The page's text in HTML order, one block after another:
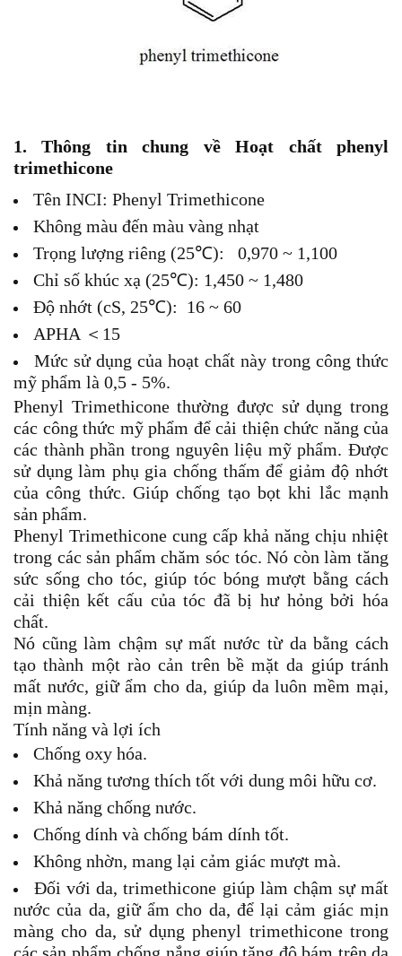
1. Thông tin chung về Hoạt chất phenyl
trimethicone
Tên INCI: Phenyl Trimethicone
Không màu đến màu vàng nhạt
Trọng lượng riêng (25℃): 0,970 ~ 1,100
Chỉ số khúc xạ (25℃): 1,450 ~ 1,480
Độ nhớt (cS, 25℃): 16 ~ 60
APHA ＜15
Mức sử dụng của hoạt chất này trong công thức
mỹ phẩm là 0,5 - 5%.
Phenyl Trimethicone thường được sử dụng trong
các công thức mỹ phẩm để cải thiện chức năng của
các thành phần trong nguyên liệu mỹ phẩm. Được
sử dụng làm phụ gia chống thấm để giảm độ nhớt
của công thức. Giúp chống tạo bọt khi lắc mạnh
sản phẩm.
Phenyl Trimethicone cung cấp khả năng chịu nhiệt
trong các sản phẩm chăm sóc tóc. Nó còn làm tăng
sức sống cho tóc, giúp tóc bóng mượt bằng cách
cải thiện kết cấu của tóc đã bị hư hỏng bởi hóa
chất.
Nó cũng làm chậm sự mất nước từ da bằng cách
tạo thành một rào cản trên bề mặt da giúp tránh
mất nước, giữ ẩm cho da, giúp da luôn mềm mại,
mịn màng.
Tính năng và lợi ích
Chống oxy hóa.
Khả năng tương thích tốt với dung môi hữu cơ.
Khả năng chống nước.
Chống dính và chống bám dính tốt.
Không nhờn, mang lại cảm giác mượt mà.
Đối với da, trimethicone giúp làm chậm sự mất
nước của da, giữ ẩm cho da, để lại cảm giác mịn
màng cho da, sử dụng phenyl trimethicone trong